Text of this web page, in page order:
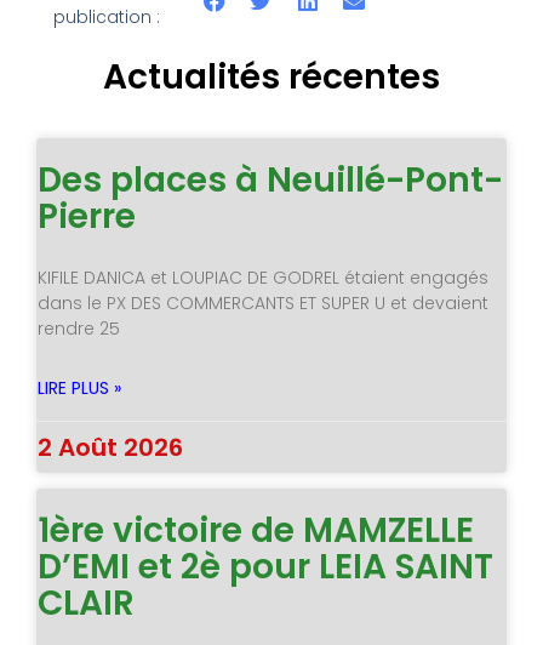
publication :
Actualités récentes
Des places à Neuillé-Pont-
Pierre
KIFILE DANICA et LOUPIAC DE GODREL étaient engagés
dans le PX DES COMMERCANTS ET SUPER U et devaient
rendre 25
LIRE PLUS »
2 Août 2026
1ère victoire de MAMZELLE
D’EMI et 2è pour LEIA SAINT
CLAIR